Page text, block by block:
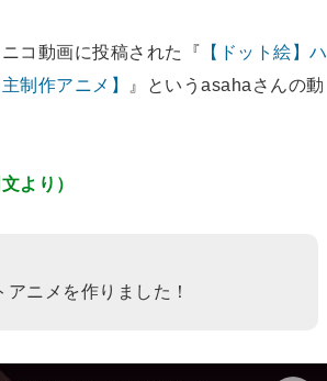
コ動画に投稿された『 【ドット絵】ハ
制作アニメ】
』というasahaさんの動
より）
ニメを作りました！